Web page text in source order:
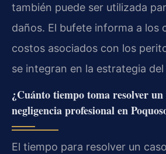
también puede ser utilizada
daños. El bufete informa a los
costos asociados con los
se integran en la estrategia
¿Cuánto tiempo toma resolver un
negligencia profesional en
El tiempo para resolver un